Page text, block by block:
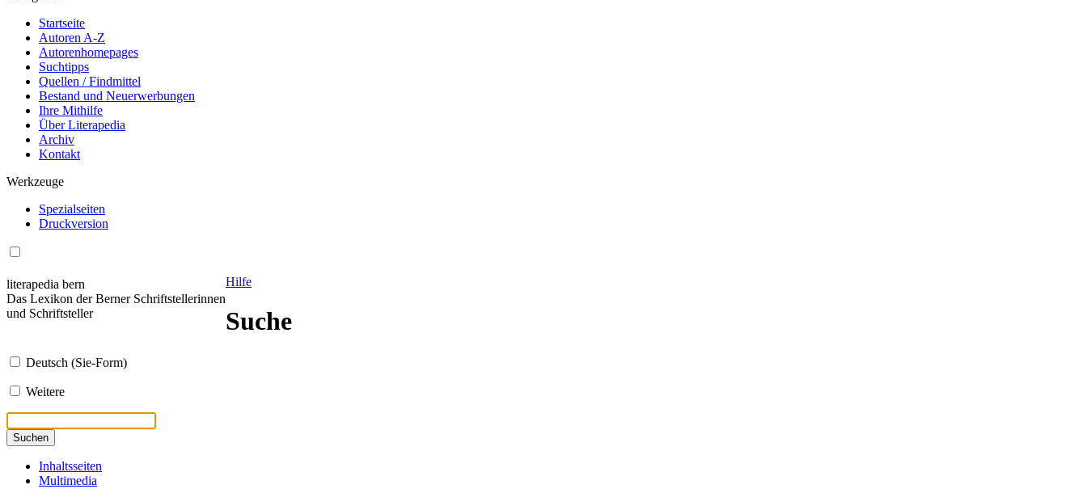
Startseite
Autoren A-Z
Autorenhomepages
Suchtipps
Quellen / Findmittel
Bestand und Neuerwerbungen
Ihre Mithilfe
Über Literapedia
Archiv
Kontakt
Werkzeuge
Spezialseiten
Druckversion
literapedia bern
Das Lexikon der Berner Schriftstellerinnen
und Schriftsteller
Hilfe
Suche
Deutsch (Sie-Form)
Weitere
Suchen
Inhaltsseiten
Multimedia